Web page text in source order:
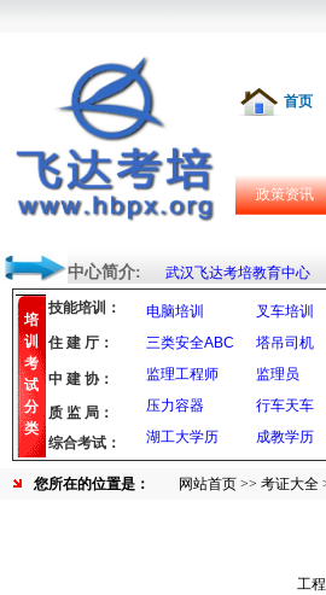
首页
政策资讯
中心简介: 武汉飞达考培教育中心
培
训
考
试
分
类
技能培训： 电脑培训 叉车培训
三类安全ABC
塔吊司机
监理工程师
监理员
压力容器
行车天车
湖工大学历
成教学历
住 建 厅：
中 建 协：
质 监 局：
综合考试：
您所在的位置是： 网站首页 >> 考证大全
工